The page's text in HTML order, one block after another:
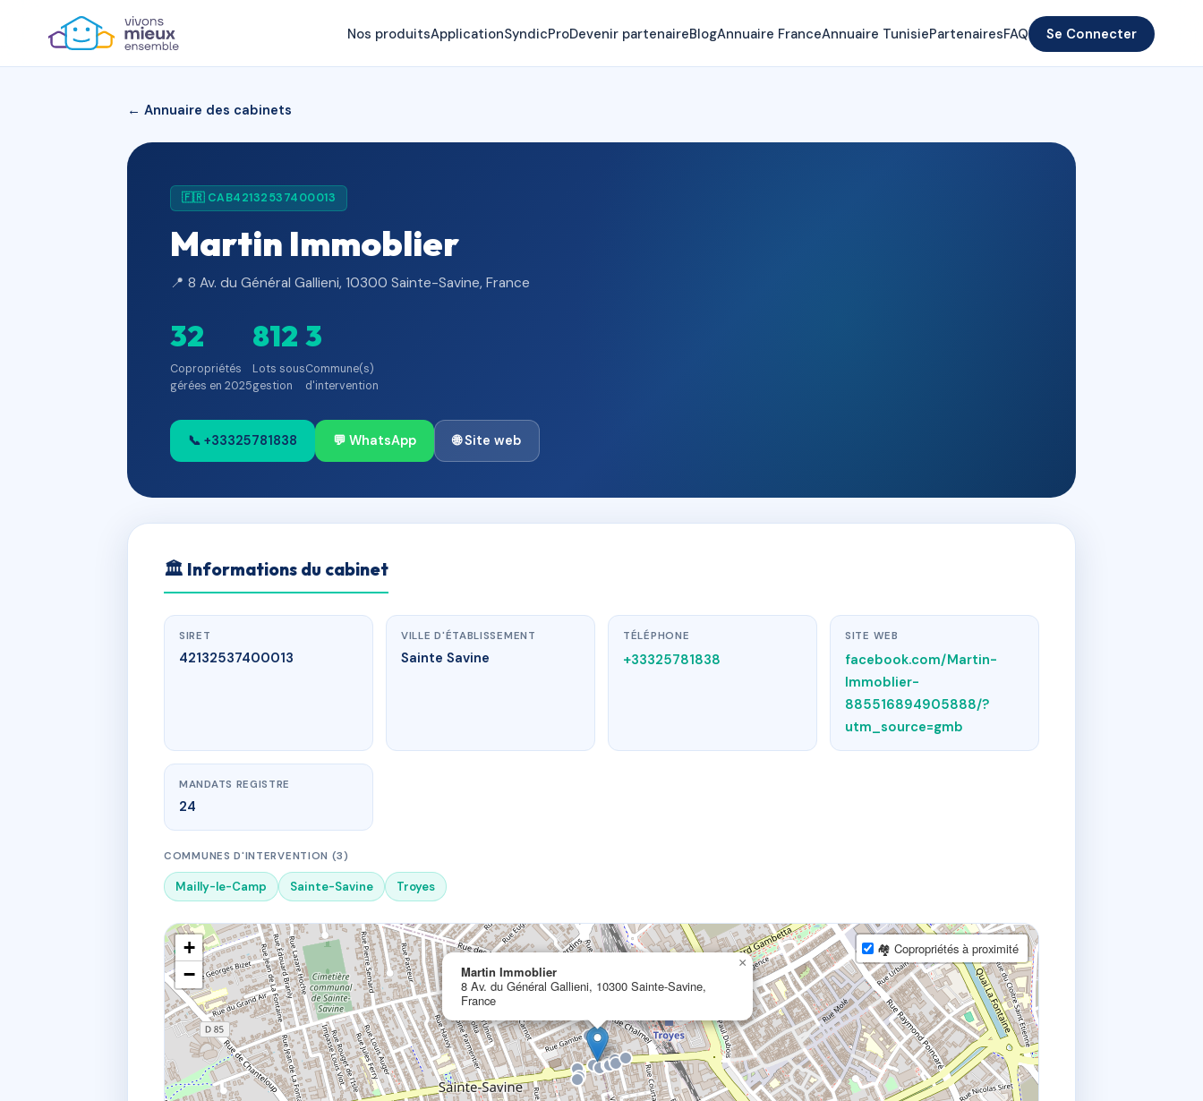
Nos produitsApplicationSyndicProDevenir partenaireBlogAnnuaire FranceAnnuaire TunisiePartenairesFAQ Se Connecter
← Annuaire des cabinets
🇫🇷 CAB42132537400013
Martin Immoblier
📍 8 Av. du Général Gallieni, 10300 Sainte-Savine, France
32
Copropriétés
gérées en 2025
812
Lots sous
gestion
3
Commune(s)
d'intervention
📞 +33325781838 💬 WhatsApp 🌐 Site web
🏛 Informations du cabinet
SIRET
42132537400013
VILLE D'ÉTABLISSEMENT
Sainte Savine
TÉLÉPHONE
+33325781838
SITE WEB
facebook.com/Martin-
Immoblier-
885516894905888/?
utm_source=gmb
MANDATS REGISTRE
24
COMMUNES D'INTERVENTION (3)
Mailly-le-Camp Sainte-Savine Troyes
Martin Immoblier
8 Av. du Général Gallieni, 10300 Sainte-Savine,
France
×
+
−
🏘 Copropriétés à proximité